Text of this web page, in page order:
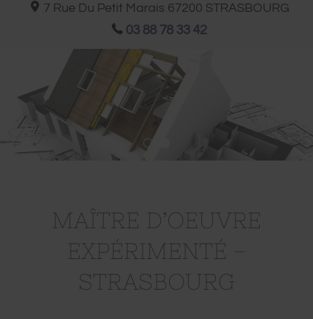
7 Rue Du Petit Marais 67200 STRASBOURG
03 88 78 33 42
MAÎTRE D’OEUVRE
EXPÉRIMENTÉ -
STRASBOURG